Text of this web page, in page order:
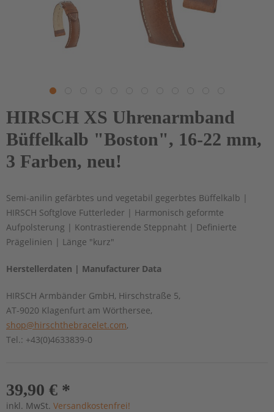
HIRSCH XS Uhrenarmband
Büffelkalb "Boston", 16-22 mm,
3 Farben, neu!
Semi-anilin gefärbtes und vegetabil gegerbtes Büffelkalb |
HIRSCH Softglove Futterleder | Harmonisch geformte
Aufpolsterung | Kontrastierende Steppnaht | Definierte
Prägelinien | Länge "kurz"
Herstellerdaten | Manufacturer Data
HIRSCH Armbänder GmbH, Hirschstraße 5,
AT-9020 Klagenfurt am Wörthersee,
shop@hirschthebracelet.com,
Tel.: +43(0)4633839-0
39,90 € *
inkl. MwSt. Versandkostenfrei!